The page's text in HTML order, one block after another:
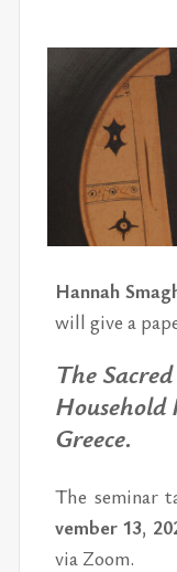
Han­nah
will give a
The
Gree­ce.
The se­mi­nar
vem­ber 13,
via Zoom.